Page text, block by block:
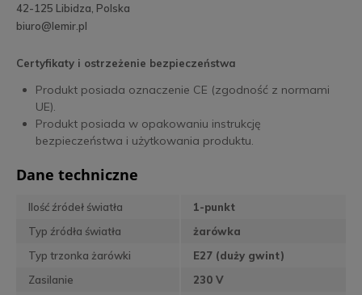
42-125 Libidza, Polska
biuro@lemir.pl
Certyfikaty i ostrzeżenie bezpieczeństwa
Produkt posiada oznaczenie CE (zgodność z normami
UE).
Produkt posiada w opakowaniu instrukcję
bezpieczeństwa i użytkowania produktu.
Dane techniczne
Ilość źródeł światła
1-punkt
Typ źródła światła
żarówka
Typ trzonka żarówki
E27 (duży gwint)
Zasilanie
230 V